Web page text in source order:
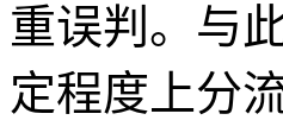
重误判。与
定程度上分